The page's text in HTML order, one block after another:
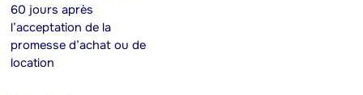
60 jours après
l’acceptation de la
promesse d’achat ou de
location